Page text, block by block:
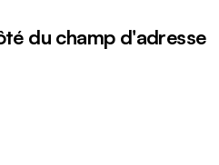
du champ d'adresse